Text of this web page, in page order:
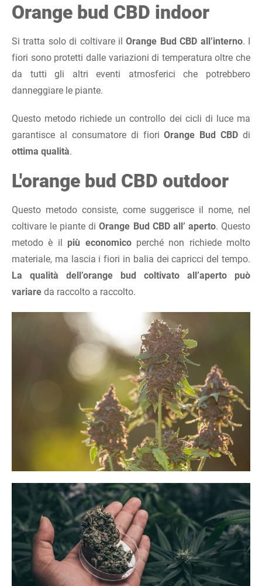
Orange bud CBD indoor
Si tratta solo di coltivare ilOrange Bud CBD all’interno. I
fiori sono protetti dalle variazioni di temperatura oltre che
da tutti gli altri eventi atmosferici che potrebbero
danneggiare le piante.
Questo metodo richiede un controllo dei cicli di luce ma
garantisce al consumatore di fioriOrange Bud CBD di
ottima qualità.
L'orange bud CBD outdoor
Questo metodo consiste, come suggerisce il nome, nel
coltivare le piante diOrange Bud CBD all’ aperto. Questo
metodo è il più economicoperché non richiede molto
materiale, ma lascia i fiori in balia dei capricci del tempo.
La qualità dell’orange bud coltivato all’aperto può
variare da raccolto a raccolto.